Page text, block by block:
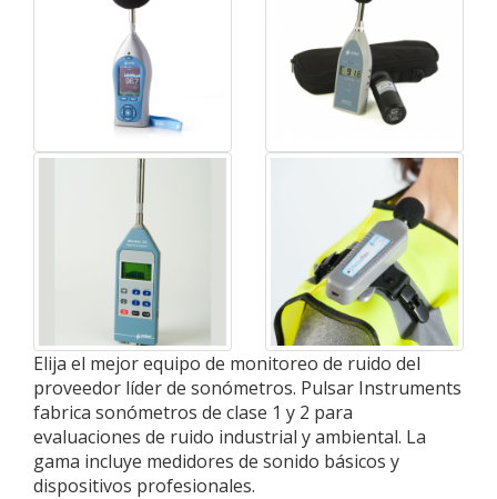
Elija el mejor equipo de monitoreo de ruido del
proveedor líder de sonómetros. Pulsar Instruments
fabrica sonómetros de clase 1 y 2 para
evaluaciones de ruido industrial y ambiental. La
gama incluye medidores de sonido básicos y
dispositivos profesionales.